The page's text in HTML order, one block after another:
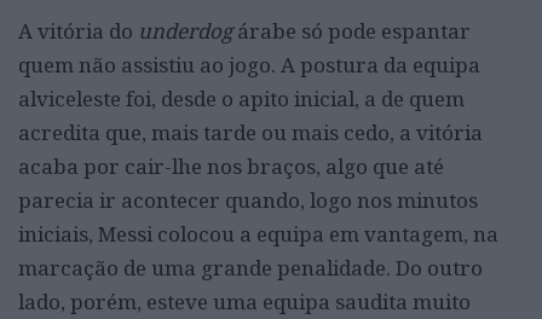
A vitória do underdogárabe só pode espantar
quem não assistiu ao jogo. A postura da equipa
alviceleste foi, desde o apito inicial, a de quem
acredita que, mais tarde ou mais cedo, a vitória
acaba por cair-lhe nos braços, algo que até
parecia ir acontecer quando, logo nos minutos
iniciais, Messi colocou a equipa em vantagem, na
marcação de uma grande penalidade. Do outro
lado, porém, esteve uma equipa saudita muito